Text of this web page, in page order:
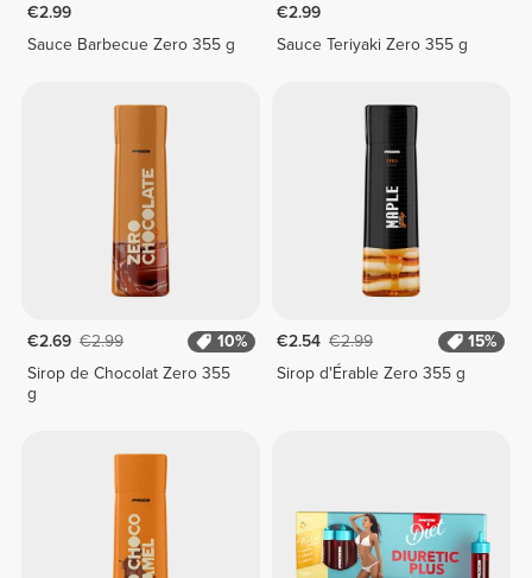
€2.99
Sauce Barbecue Zero 355 g
€2.99
Sauce Teriyaki Zero 355 g
€2.69 €2.99
10%
Sirop de Chocolat Zero 355
g
€2.54 €2.99
15%
Sirop d'Érable Zero 355 g